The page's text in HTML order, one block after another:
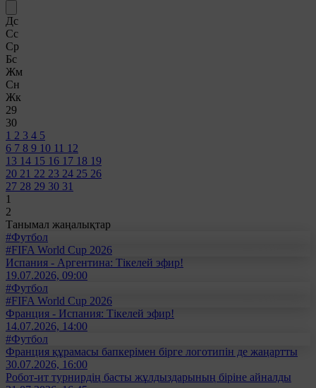
Дс
Сс
Ср
Бс
Жм
Сн
Жк
29
30
1 2 3 4 5
6 7 8 9 10 11 12
13 14 15 16 17 18 19
20 21 22 23 24 25 26
27 28 29 30 31
1
2
Танымал жаңалықтар
#Футбол
#FIFA World Cup 2026
Испания - Аргентина: Тікелей эфир!
19.07.2026, 09:00
#Футбол
#FIFA World Cup 2026
Франция - Испания: Тікелей эфир!
14.07.2026, 14:00
#Футбол
Франция құрамасы бапкерімен бірге логотипін де жаңартты
30.07.2026, 16:00
Робот-ит турнирдің басты жұлдыздарының біріне айналды